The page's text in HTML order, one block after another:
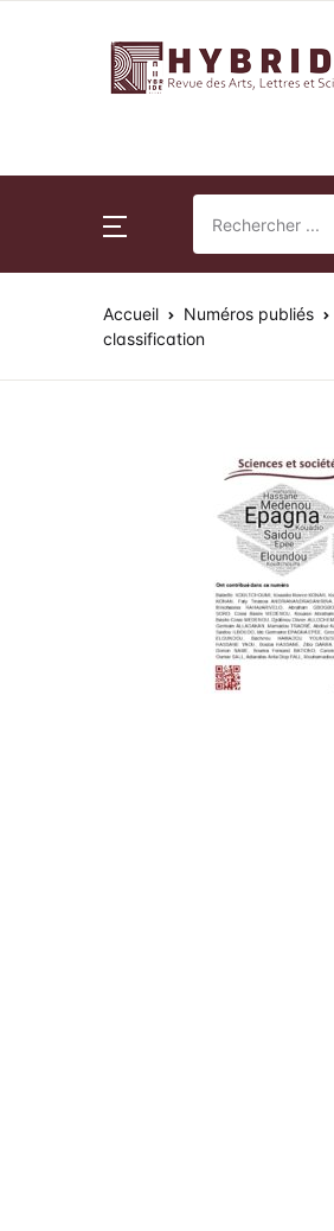
Revue Hybrides
Revue Hybrides
Accueil Numéros publiés
classification